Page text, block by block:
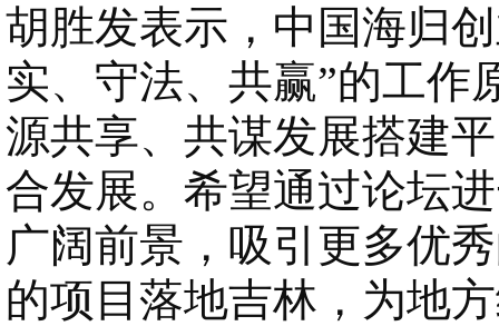
胡胜发表示，中国海归
实、守法、共赢”的工作
源共享、共谋发展搭建
合发展。希望通过论坛
广阔前景，吸引更多优
的项目落地吉林，为地